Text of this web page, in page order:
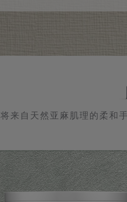
将来自天然亚麻肌理的柔和